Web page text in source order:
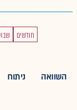
חודשים
השוואה ניתוח